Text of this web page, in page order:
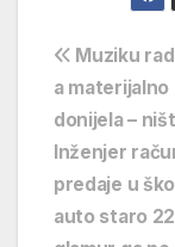
objava
Muziku
a materijalno
donijela –
Inženjer
predaje u
auto staro